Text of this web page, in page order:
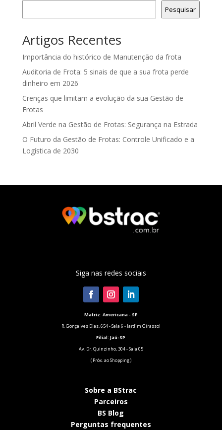
Pesquisar
Artigos Recentes
Importância do histórico de Manutenção da frota
Auditoria de Frota: 5 sinais de que a sua frota perde
dinheiro em 2026
Crenças que limitam a evolução da sua Gestão de
Frotas
Abril Verde na Gestão de Frotas: Segurança na Estrada
O Futuro da Gestão de Frotas: Controle Unificado e a
Logística de 2030
Siga nas redes sociais
Matriz: Americana - SP
R. Gonçalves Dias, 654 - Sala 6 - Jardim Girassol
Filial: Jaú-SP
Av. Dr. Quinzinho, 304 - Sala 05
( Próx. ao Shopping )
Sobre a BStrac
Parceiros
BS Blog
Perguntas frequentes